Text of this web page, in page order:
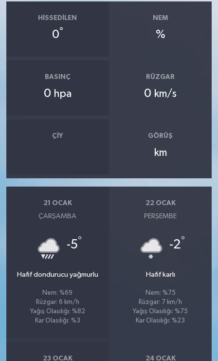
HISSEDILEN
0°
NEM
%
BASINÇ
0 hpa
RÜZGAR
0 km/s
ÇIY GÖRÜŞ
km
21 OCAK
ÇARŞAMBA
-5°
Hafif dondurucu yağmurlu
Nem: %69
Rüzgar: 6 km/h
Yağış Olasılığı: %82
Kar Olasılığı: %3
22 OCAK
PERŞEMBE
-2°
Hafif karlı
Nem: %75
Rüzgar: 7 km/h
Yağış Olasılığı: %75
Kar Olasılığı: %23
23 OCAK 24 OCAK